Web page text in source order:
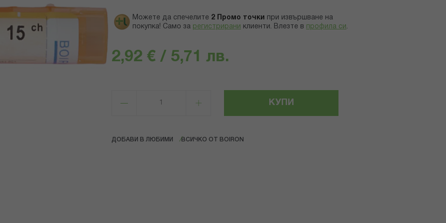
Можете да спечелите 2 Промо точки
при извършване на
покупка! Само за регистрирани клиенти. Влезте в профила си .
2,92 € / 5,71 лв.
КУПИ
ДОБАВИ В ЛЮБИМИ ВСИЧКО ОТ BOIRON